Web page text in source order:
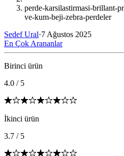
perde-karsilastirmasi-brillant-
ve-kum-beji-zebra-perdeler
Sedef Ural·7 Ağustos 2025
En Çok Arananlar
Birinci ürün
4.0 / 5
İkinci ürün
3.7 / 5